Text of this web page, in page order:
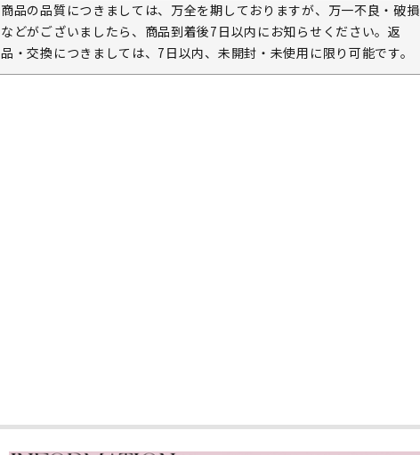
商品の品質につきましては、万全を期しておりますが、万一不良・破損
などがございましたら、商品到着後7日以内にお知らせください。返
品・交換につきましては、7日以内、未開封・未使用に限り可能です。